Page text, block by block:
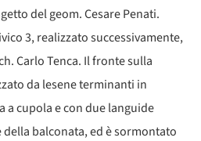
del geom. Cesare Penati.
3, realizzato successivamente,
Carlo Tenca. Il fronte sulla
da lesene terminanti in
a cupola e con due languide
balconata, ed è sormontato